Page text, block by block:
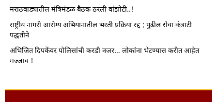
मराठवाड्यातील मंत्रिमंडळ बैठक ठरली वांझोटी..!
राष्ट्रीय नागरी आरोग्य अभियानातील भरती प्रक्रिया रद्द ; पुढील सेवा कंत्राटी
पद्धतीने
अभिजित दिपकेंवर पोलिसांची करडी नजर… लोकांना भेटण्यास करीत आहेत
मज्जाव !